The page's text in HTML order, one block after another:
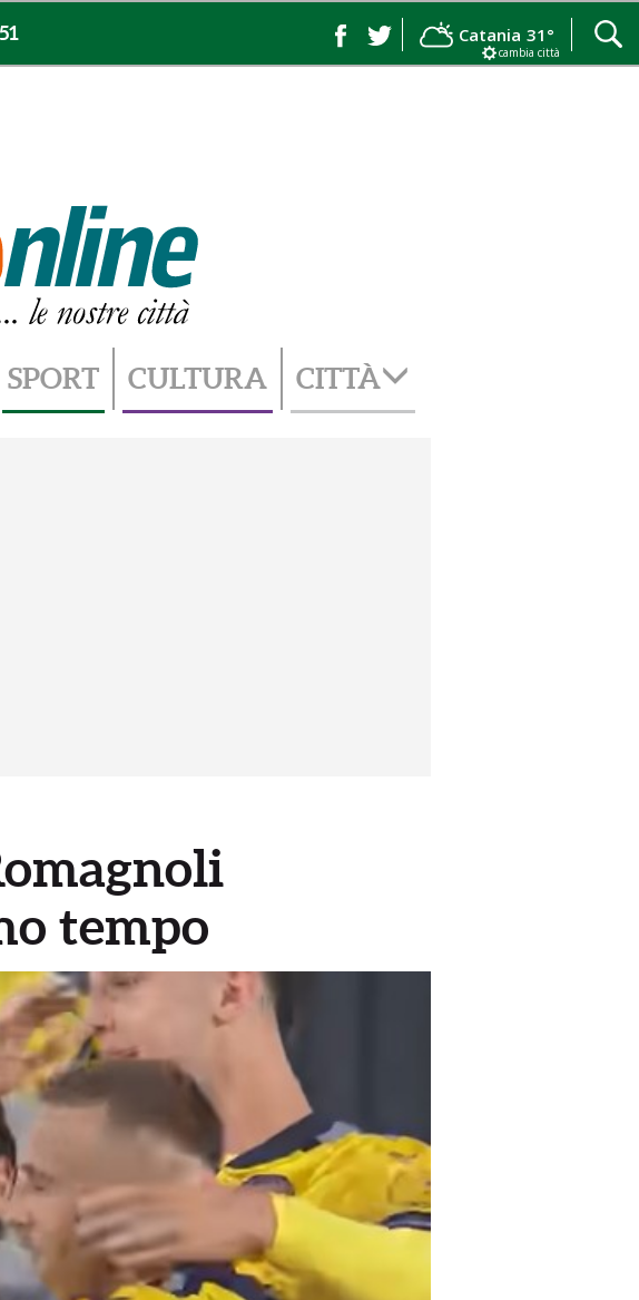
Catania 31°
cambia città
SPORT CULTURA CITTÀ
tempo